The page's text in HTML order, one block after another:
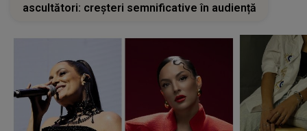
ascultători: creșteri semnificative în audiență